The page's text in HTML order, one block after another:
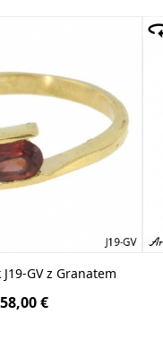
GV z Granatem
58,00 €